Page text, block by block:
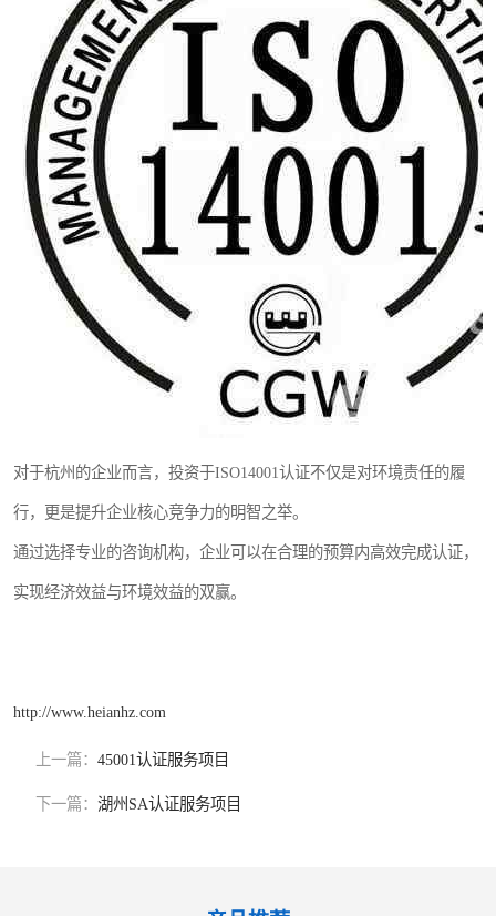
对于杭州的企业而言，投资于ISO14001认证不仅是对环境责任的履
行，更是提升企业核心竞争力的明智之举。
通过选择专业的咨询机构，企业可以在合理的预算内高效完成认证，
实现经济效益与环境效益的双赢。
http://www.heianhz.com
上一篇： 45001认证服务项目
下一篇： 湖州SA认证服务项目